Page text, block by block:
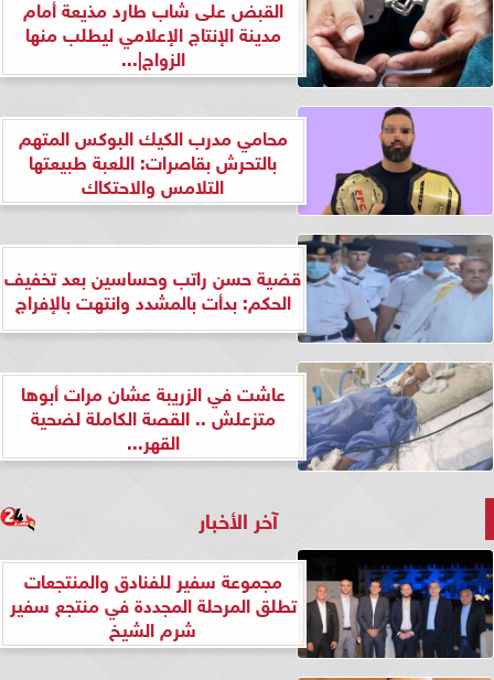
القبض على شاب طارد مذيعة أمام
مدينة الإنتاج الإعلامي ليطلب منها
الزواج|...
محامي مدرب الكيك البوكس المتهم
بالتحرش بقاصرات: اللعبة طبيعتها
التلامس والاحتكاك
قضية حسن راتب وحساسين بعد تخفيف
الحكم: بدأت بالمشدد وانتهت بالإفراج
عاشت في الزريبة عشان مرات أبوها
متزعلش .. القصة الكاملة لضحية
القهر...
آخر الأخبار
مجموعة سفير للفنادق والمنتجعات
تطلق المرحلة المجددة في منتجع سفير
شرم الشيخ